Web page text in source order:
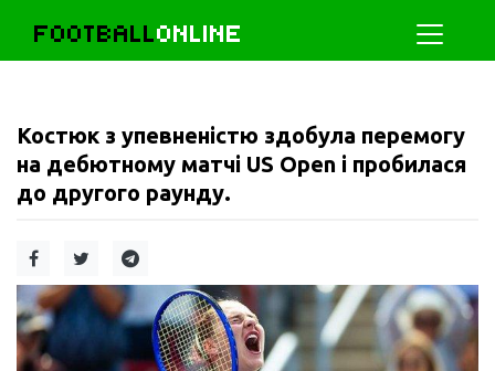
FOOTBALLONLINE
Костюк з упевненістю здобула перемогу
на дебютному матчі US Open і пробилася
до другого раунду.